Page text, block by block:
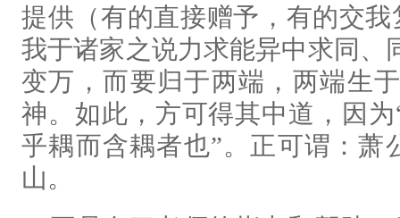
提供（有的直接赠予，有的交
我于诸家之说力求能异中求同、
变万，而要归于两端，两端生
神。如此，方可得其中道，因为
乎耦而含耦者也”。正可谓：萧
山。